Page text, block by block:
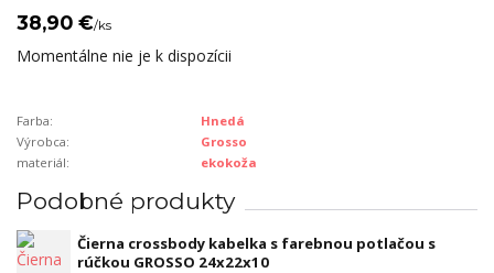
38,90 €/ks
Momentálne nie je k dispozícii
Farba:
Hnedá
Výrobca:
Grosso
materiál:
ekokoža
Podobné produkty
Čierna crossbody kabelka s farebnou potlačou s
rúčkou GROSSO 24x22x10